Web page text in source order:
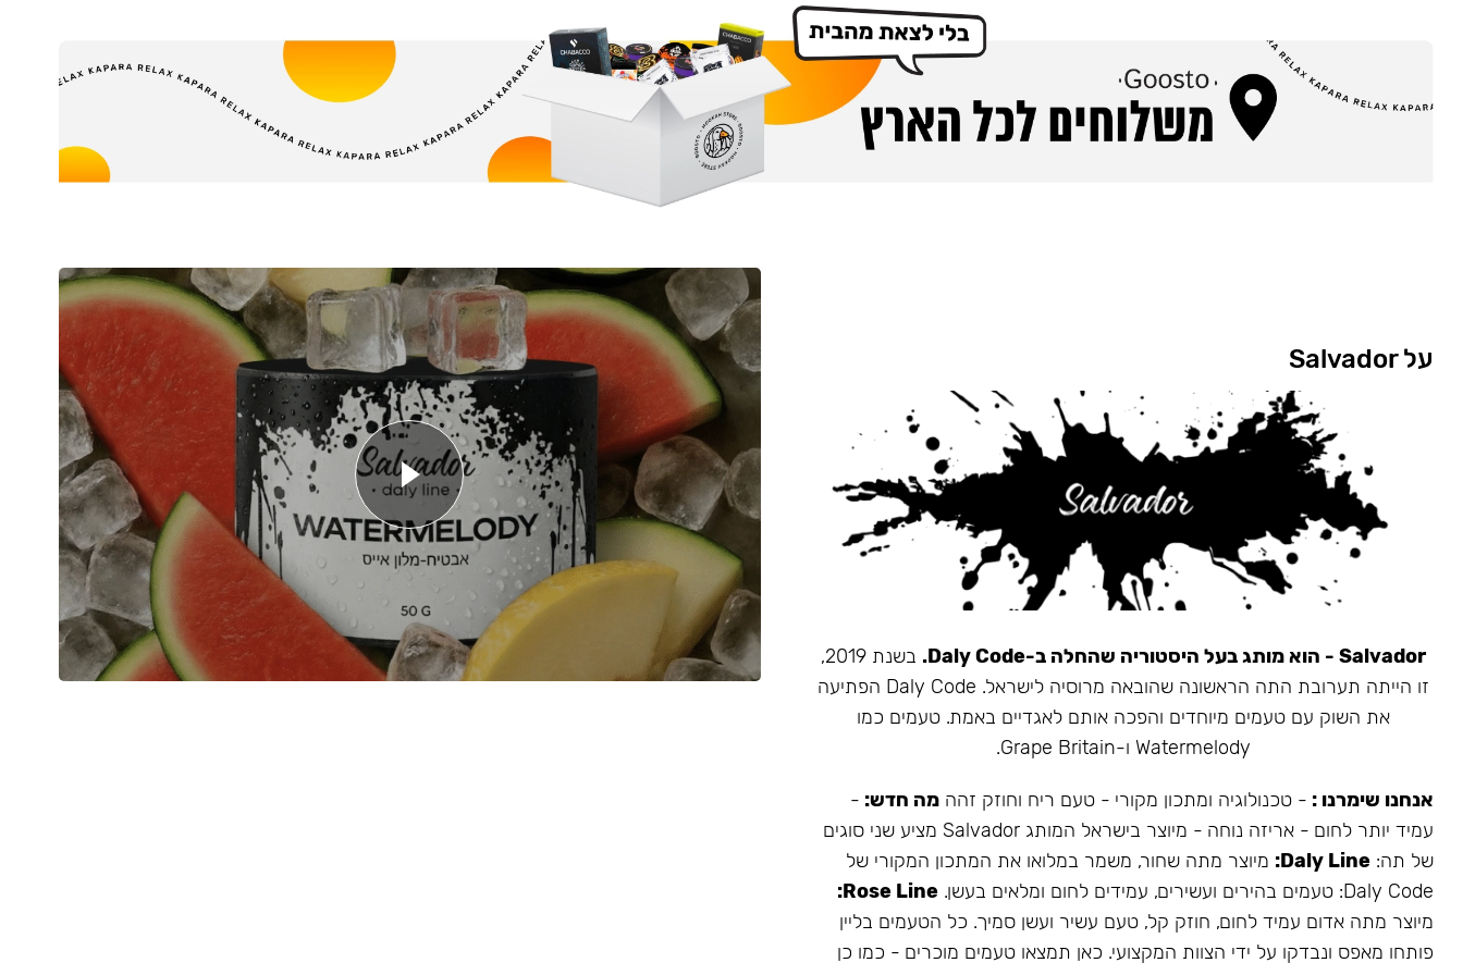
על Salvador
Salvador - הוא מותג בעל היסטוריה שהחלה ב-Daly Code.
בשנת 2019,
זו הייתה תערובת התה הראשונה שהובאה מרוסיה לישראל. Daly Code הפתיעה
את השוק עם טעמים מיוחדים והפכה אותם לאגדיים באמת. טעמים כמו
Watermelody ו-Grape Britain.
אנחנו שימרנו : - טכנולוגיה ומתכון מקורי - טעם ריח וחוזק זהה מה חדש: -
עמיד יותר לחום - אריזה נוחה - מיוצר בישראל המותג Salvador מציע שני סוגים
של תה: Daly Line: מיוצר מתה שחור, משמר במלואו את המתכון המקורי של
Daly Code: טעמים בהירים ועשירים, עמידים לחום ומלאים בעשן.
Rose Line:
מיוצר מתה אדום עמיד לחום, חוזק קל, טעם עשיר ועשן סמיך. כל הטעמים בליין
פותחו מאפס ונבדקו על ידי הצוות המקצועי. כאן תמצאו טעמים מוכרים - כמו כן